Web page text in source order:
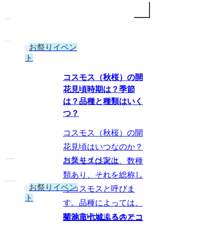
お祭りイベン
ト
コスモス（秋桜）の開
花見頃時期は？季節
は？品種と種類はいく
つ？
コスモス（秋桜）の開
花見頃はいつなのか？
コスモスは実は、数種
類あり、それを総称し
てコスモスと呼びま
す。品種によっては、
開花見頃も違うので、
お祭りイベント
お祭りイベン
ト
菊池市七城ふるさとコ